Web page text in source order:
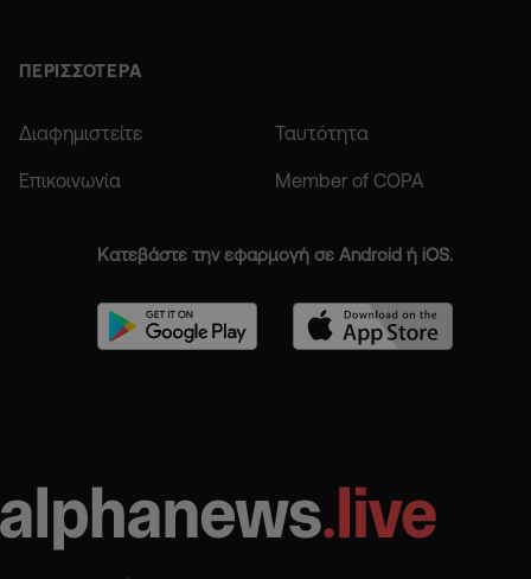
ΠΕΡΙΣΣΟΤΕΡΑ
Διαφημιστείτε Ταυτότητα
Επικοινωνία Member of COPA
Κατεβάστε την εφαρμογή σε Android ή iOS.